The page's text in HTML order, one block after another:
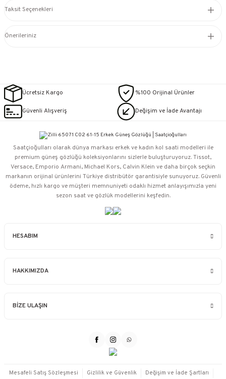
Taksit Seçenekleri
Önerileriniz
Ücretsiz Kargo %100 Orijinal Ürünler
Güvenli Alışveriş Değişim ve İade Avantajı
HESABIM
HAKKIMIZDA
BİZE ULAŞIN
Saatçioğulları⁠ olarak dünya markası erkek ve kadın kol saati modelleri ile
premium güneş gözlüğü koleksiyonlarını sizlerle buluşturuyoruz. Tissot,
Versace, Emporio Armani, Michael Kors, Calvin Klein ve daha birçok seçkin
markanın orijinal ürünlerini Türkiye distribütör garantisiyle sunuyoruz. Güvenli
ödeme, hızlı kargo ve müşteri memnuniyeti odaklı hizmet anlayışımızla yeni
sezon saat ve gözlük modellerini keşfedin.
Mesafeli Satış Sözleşmesi Gizlilik ve Güvenlik
Değişim ve İade Şartları